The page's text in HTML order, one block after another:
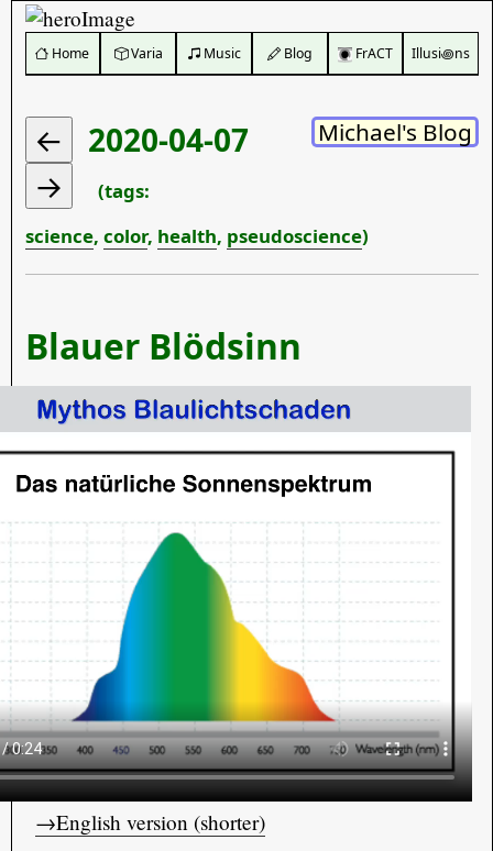
️ Home Varia Music Blog FrACT Illusi꩜ns
Michael's Blog
2020-04-07
(tags:
science, color, health, pseudoscience)
Blauer Blödsinn
→English version (shorter)